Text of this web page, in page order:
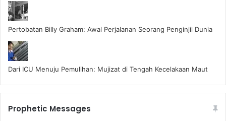
Pertobatan Billy Graham: Awal Perjalanan Seorang Penginjil Dunia
Dari ICU Menuju Pemulihan: Mujizat di Tengah Kecelakaan Maut
Prophetic Messages